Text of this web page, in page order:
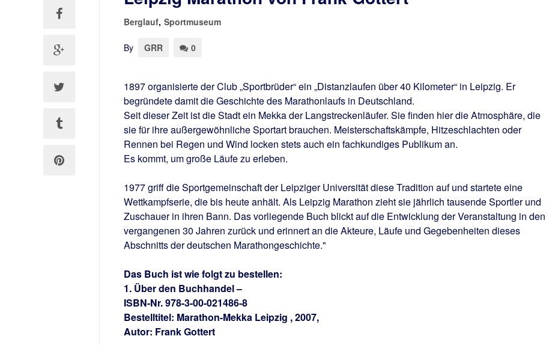
Berglauf, Sportmuseum
By GRR 0
1897 organisierte der Club „Sportbrüder“ ein „Distanzlaufen über 40 Kilometer“ in Leipzig. Er
begründete damit die Geschichte des Marathonlaufs in Deutschland.
Seit dieser Zeit ist die Stadt ein Mekka der Langstreckenläufer. Sie finden hier die Atmosphäre, die
sie für ihre außergewöhnliche Sportart brauchen. Meisterschaftskämpfe, Hitzeschlachten oder
Rennen bei Regen und Wind locken stets auch ein fachkundiges Publikum an.
Es kommt, um große Läufe zu erleben.
1977 griff die Sportgemeinschaft der Leipziger Universität diese Tradition auf und startete eine
Wettkampfserie, die bis heute anhält. Als Leipzig Marathon zieht sie jährlich tausende Sportler und
Zuschauer in ihren Bann. Das vorliegende Buch blickt auf die Entwicklung der Veranstaltung in den
vergangenen 30 Jahren zurück und erinnert an die Akteure, Läufe und Gegebenheiten dieses
Abschnitts der deutschen Marathongeschichte."
Das Buch ist wie folgt zu bestellen:
1. Über den Buchhandel –
ISBN-Nr. 978-3-00-021486-8
Bestelltitel: Marathon-Mekka Leipzig , 2007,
Autor: Frank Gottert